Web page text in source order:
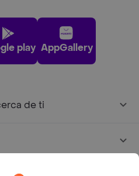
play AppGallery
de ti